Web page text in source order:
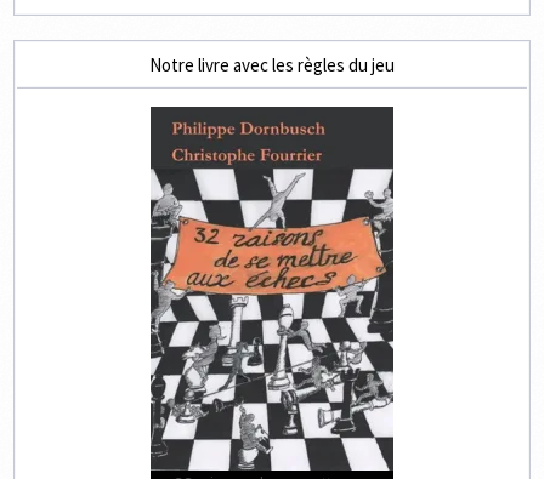
Notre livre avec les règles du jeu